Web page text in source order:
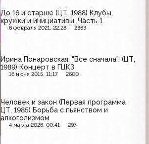
До 16 и старше (ЦТ, 1988) Клубы,
кружки и инициативы. Часть 1
6 февраля 2021, 22:28 2363
Ирина Понаровская. "Все сначала". (ЦТ,
1989) Концерт в ГЦКЗ
16 июня 2015, 11:17 2600
Человек и закон (Первая программа
ЦТ, 1985) Борьба с пьянством и
алкоголизмом
4 марта 2026, 00:41 297